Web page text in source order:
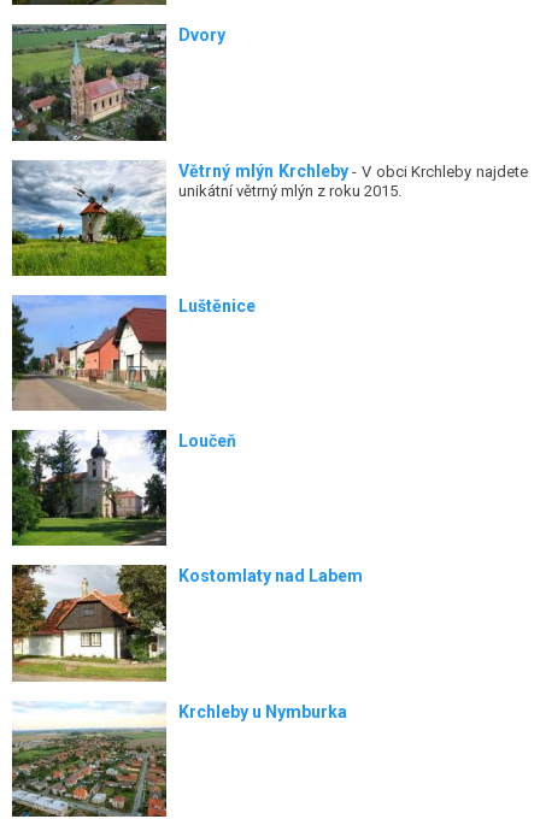
Dvory
Větrný mlýn Krchleby- V obci Krchleby najdete
unikátní větrný mlýn z roku 2015.
Luštěnice
Loučeň
Kostomlaty nad Labem
Krchleby u Nymburka